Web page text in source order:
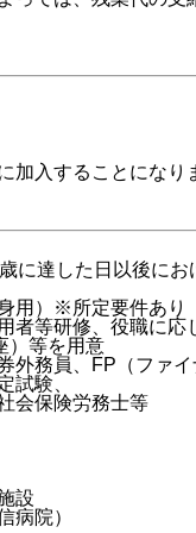
入することになり
に達した日以後にお
用）※所定要件あり
者等研修、役職に応
）等を用意
外務員、FP（ファ
試験、
会保険労務士等
設
病院）